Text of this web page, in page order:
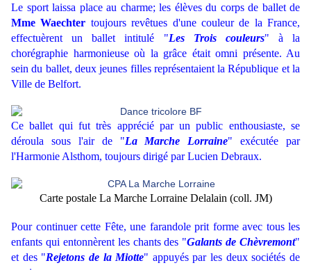
Le sport laissa place au charme; les élèves du corps de ballet de
Mme Waechter toujours revêtues d'une couleur de la France,
effectuèrent un ballet intitulé "Les Trois couleurs" à la
chorégraphie harmonieuse où la grâce était omni présente. Au
sein du ballet, deux jeunes filles représentaient la République et la
Ville de Belfort.
Ce ballet qui fut très apprécié par un public enthousiaste, se
déroula sous l'air de "La Marche Lorraine" exécutée par
l'Harmonie Alsthom, toujours dirigé par Lucien Debraux.
Carte postale La Marche Lorraine Delalain (coll. JM)
Pour continuer cette Fête, une farandole prit forme avec tous les
enfants qui entonnèrent les chants des "Galants de Chèvremont"
et des "Rejetons de la Miotte" appuyés par les deux sociétés de